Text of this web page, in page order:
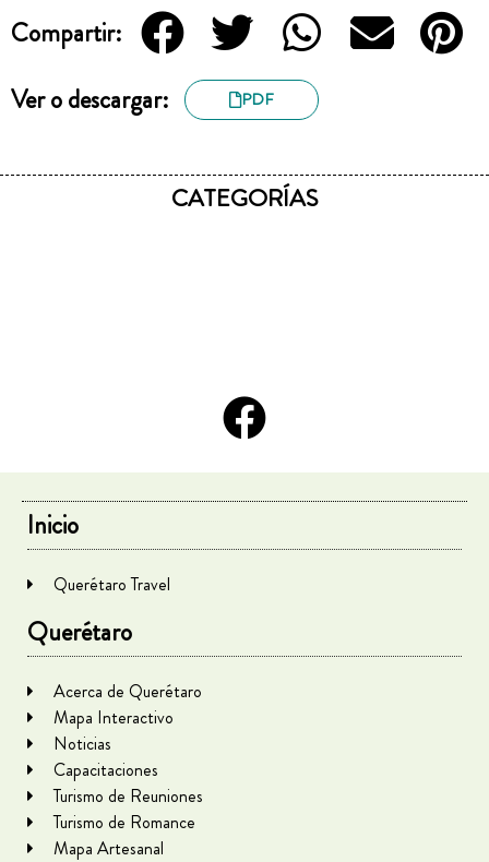
Compartir:
Ver o descargar:
PDF
CATEGORÍAS
Inicio
Querétaro Travel
Querétaro
Acerca de Querétaro
Mapa Interactivo
Noticias
Capacitaciones
Turismo de Reuniones
Turismo de Romance
Mapa Artesanal